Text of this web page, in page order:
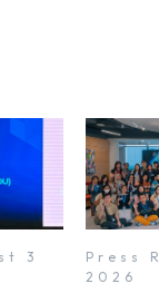
3
Press
2026